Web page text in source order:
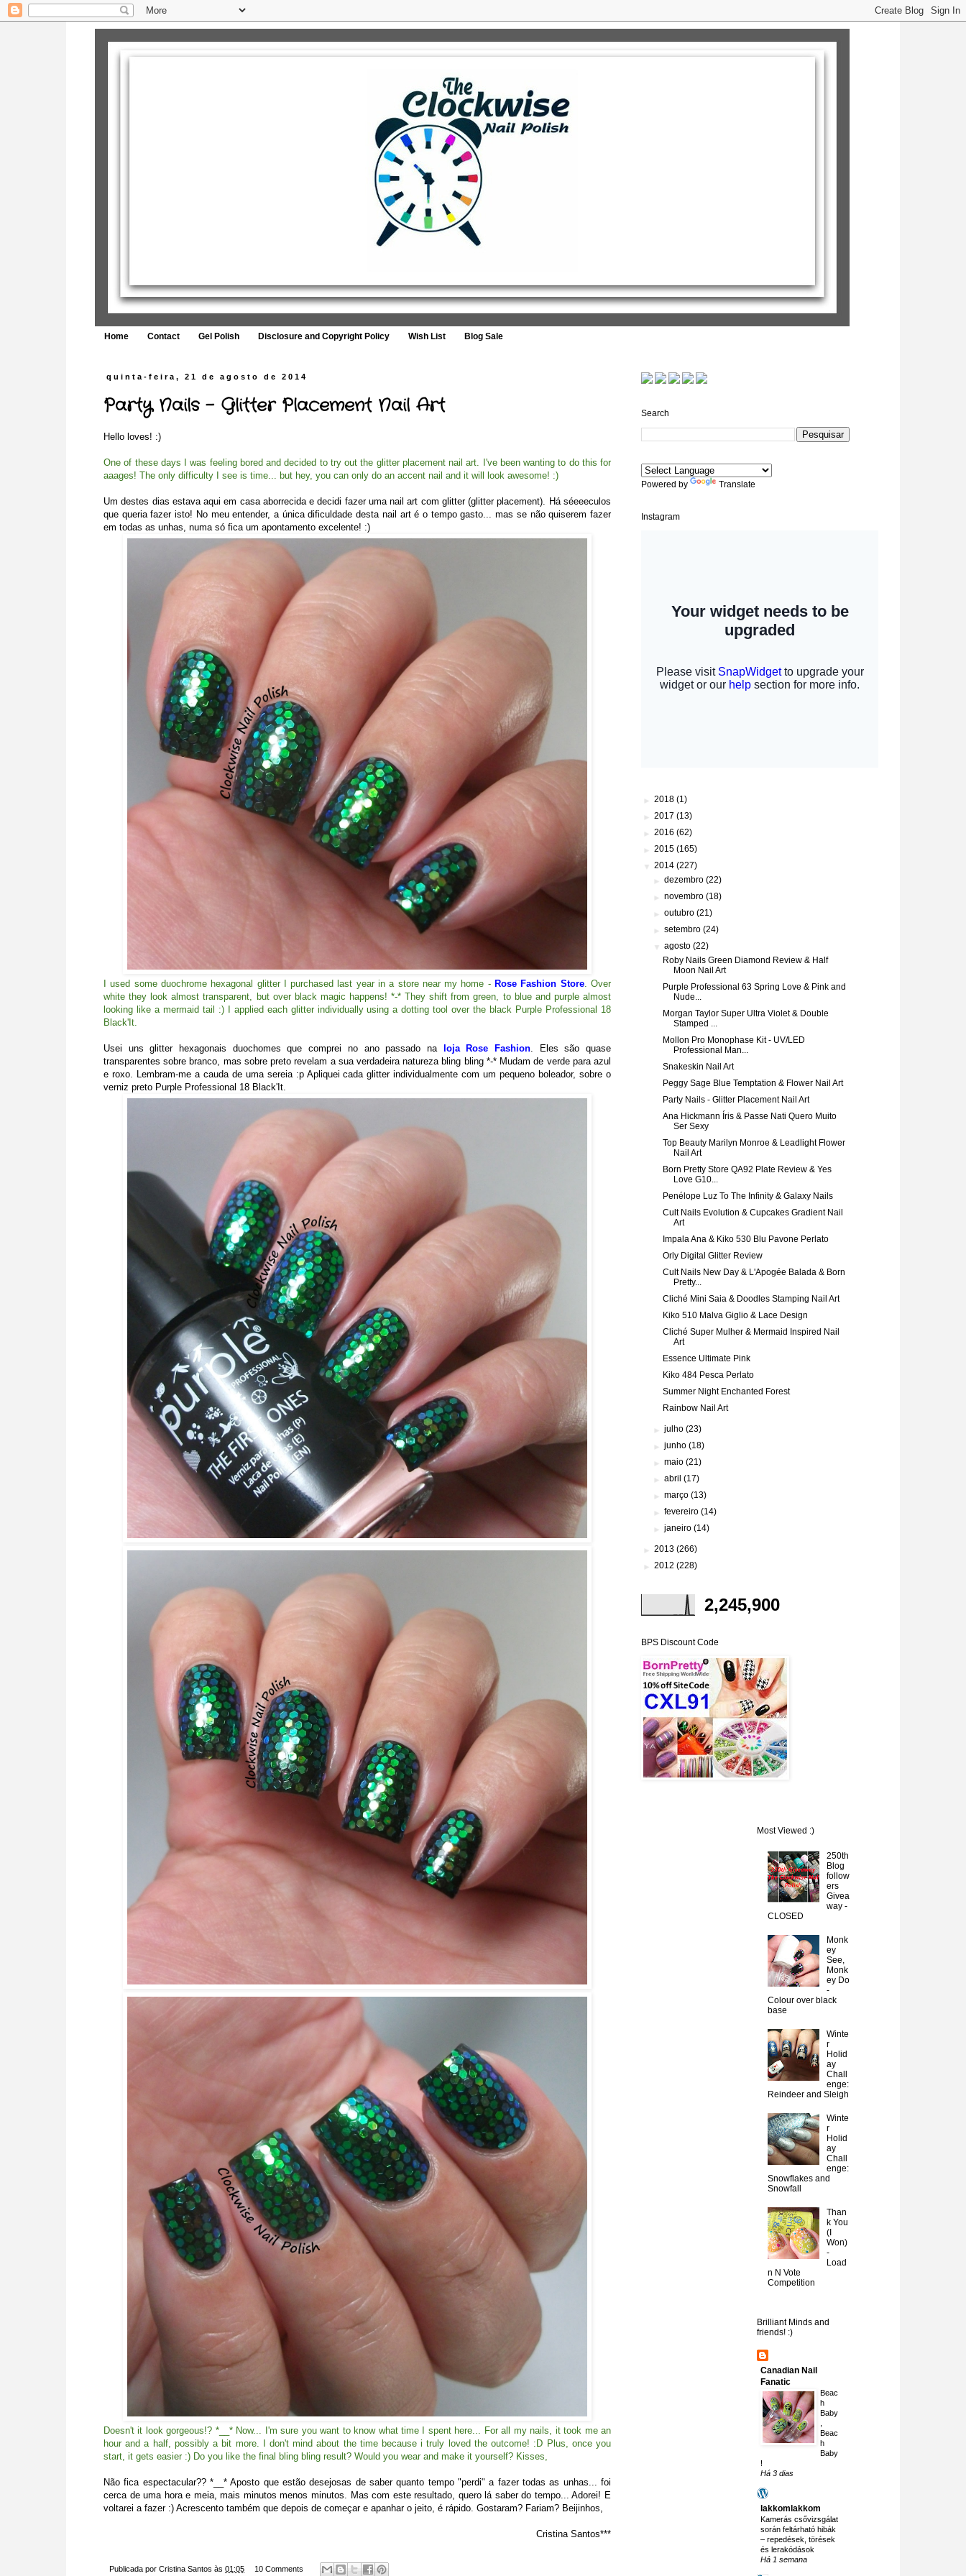
Home Contact Gel Polish Disclosure and Copyright Policy Wish List Blog Sale
quinta-feira, 21 de agosto de 2014
Party Nails - Glitter Placement Nail Art
Hello loves! :)
One of these days I was feeling bored and decided to try out the glitter placement nail art. I've been wanting to do this for
aaages! The only difficulty I see is time... but hey, you can only do an accent nail and it will look awesome! :)
Um destes dias estava aqui em casa aborrecida e decidi fazer uma nail art com glitter (glitter placement). Há séeeeculos
que queria fazer isto! No meu entender, a única dificuldade desta nail art é o tempo gasto... mas se não quiserem fazer
em todas as unhas, numa só fica um apontamento excelente! :)
I used some duochrome hexagonal glitter I purchased last year in a store near my home -Rose Fashion Store. Over
white they look almost transparent, but over black magic happens! *-* They shift from green, to blue and purple almost
looking like a mermaid tail :) I applied each glitter individually using a dotting tool over the black Purple Professional 18
Black'It.
Usei uns glitter hexagonais duochomes que comprei no ano passado na loja Rose Fashion. Eles são quase
transparentes sobre branco, mas sobre preto revelam a sua verdadeira natureza bling bling *-* Mudam de verde para azul
e roxo. Lembram-me a cauda de uma sereia :p Apliquei cada glitter individualmente com um pequeno boleador, sobre o
verniz preto Purple Professional 18 Black'It.
Doesn't it look gorgeous!? *__* Now... I'm sure you want to know what time I spent here... For all my nails, it took me an
hour and a half, possibly a bit more. I don't mind about the time because i truly loved the outcome! :D Plus, once you
start, it gets easier :) Do you like the final bling bling result? Would you wear and make it yourself? Kisses,
Não fica espectacular?? *__* Aposto que estão desejosas de saber quanto tempo "perdi" a fazer todas as unhas... foi
cerca de uma hora e meia, mais minutos menos minutos. Mas com este resultado, quero lá saber do tempo... Adorei! E
voltarei a fazer :) Acrescento também que depois de começar e apanhar o jeito, é rápido. Gostaram? Fariam? Beijinhos,
Cristina Santos***
Publicada por Cristina Santos às 01:05 10 Comments
Search
Powered by Translate
Instagram
► 2018 (1)
► 2017 (13)
► 2016 (62)
► 2015 (165)
▼ 2014 (227)
►dezembro(22)
►novembro(18)
►outubro(21)
►setembro(24)
▼agosto(22)
Roby Nails Green Diamond Review & Half
Moon Nail Art
Purple Professional 63 Spring Love & Pink and
Nude...
Morgan Taylor Super Ultra Violet & Double
Stamped ...
Mollon Pro Monophase Kit - UV/LED
Professional Man...
Snakeskin Nail Art
Peggy Sage Blue Temptation & Flower Nail Art
Party Nails - Glitter Placement Nail Art
Ana Hickmann Íris & Passe Nati Quero Muito
Ser Sexy
Top Beauty Marilyn Monroe & Leadlight Flower
Nail Art
Born Pretty Store QA92 Plate Review & Yes
Love G10...
Penélope Luz To The Infinity & Galaxy Nails
Cult Nails Evolution & Cupcakes Gradient Nail
Art
Impala Ana & Kiko 530 Blu Pavone Perlato
Orly Digital Glitter Review
Cult Nails New Day & L'Apogée Balada & Born
Pretty...
Cliché Mini Saia & Doodles Stamping Nail Art
Kiko 510 Malva Giglio & Lace Design
Cliché Super Mulher & Mermaid Inspired Nail
Art
Essence Ultimate Pink
Kiko 484 Pesca Perlato
Summer Night Enchanted Forest
Rainbow Nail Art
►julho(23)
►junho(18)
►maio(21)
►abril(17)
►março(13)
►fevereiro(14)
►janeiro(14)
► 2013 (266)
► 2012 (228)
2,245,900
BPS Discount Code
Most Viewed :)
250th
Blog
follow
ers
Givea
way -
CLOSED
Monk
ey
See,
Monk
ey Do
-
Colour over black
base
Winte
r
Holid
ay
Chall
enge:
Reindeer and Sleigh
Winte
r
Holid
ay
Chall
enge:
Snowflakes and
Snowfall
Than
k You
(I
Won)
-
Load
n N Vote
Competition
Brilliant Minds and
friends! :)
Canadian Nail
Fanatic
Beac
h
Baby
Beac
h
Baby
!
Há 3 dias
lakkomlakkom
Kamerás csővizsgálat
során feltárható hibák
– repedések, törések
és lerakódások
Há 1 semana